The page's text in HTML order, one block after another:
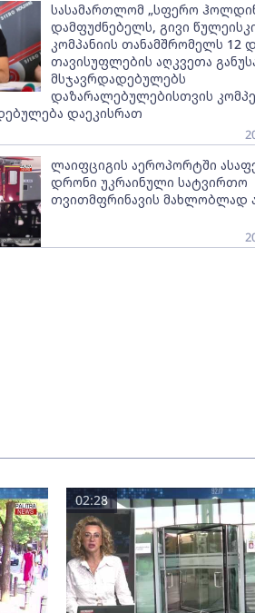
სასამართლომ „სფერო
დამფუძნებელს, გივი
კომპანიის თანამშრომელს 12
თავისუფლების აღკვეთა
მსჯავრდადებულებს
დაზარალებულებისთვის
დაეკისრათ
ლაიფციგის აეროპორტში
დრონი უკრაინული სატვირთო
თვითმფრინავის მახლობლად
02:28